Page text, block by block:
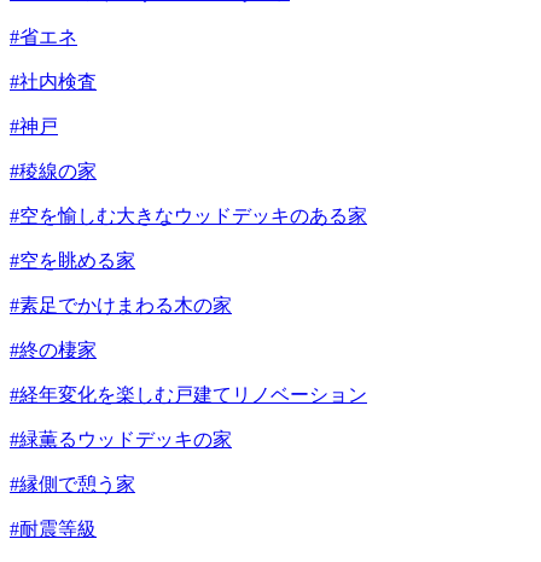
#省エネ
#社内検査
#神戸
#稜線の家
#空を愉しむ大きなウッドデッキのある家
#空を眺める家
#素足でかけまわる木の家
#終の棲家
#経年変化を楽しむ戸建てリノベーション
#緑薫るウッドデッキの家
#縁側で憩う家
#耐震等級